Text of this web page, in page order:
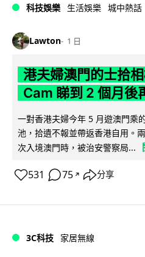
科技娛樂 生活娛樂 城中熱話
Lawton 1 日
港夫婦澳門的士拾
Cam 睇到 2 個月後
一對香港夫婦今年 5 月遊澳門乘
池，拾遺不報並帶返香港自用。
次入境澳門時，被治安警察局...
531 75 ↗ 分享
3C科技 家居無線